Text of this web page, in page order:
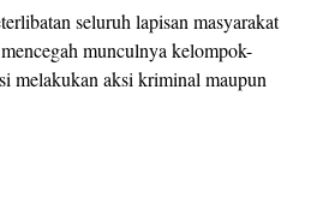
seluruh lapisan masyarakat
munculnya kelompok-
melakukan aksi kriminal maupun